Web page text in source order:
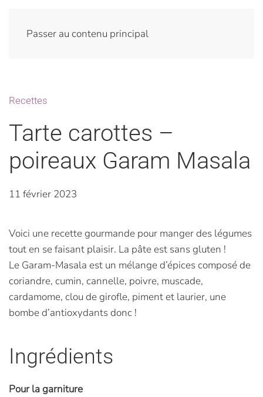
Passer au contenu principal
Recettes
Tarte carottes –
poireaux Garam Masala
11 février 2023
Voici une recette gourmande pour manger des légumes
tout en se faisant plaisir. La pâte est sans gluten !
Le Garam-Masala est un mélange d’épices composé de
coriandre, cumin, cannelle, poivre, muscade,
cardamome, clou de girofle, piment et laurier, une
bombe d’antioxydants donc !
Ingrédients
Pour la garniture